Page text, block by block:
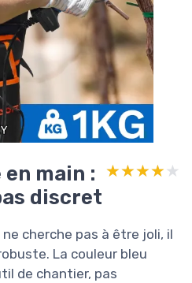
main :
discret
★★★★★
★★★★★
ne cherche pas à être joli, il
La couleur bleu
de chantier, pas